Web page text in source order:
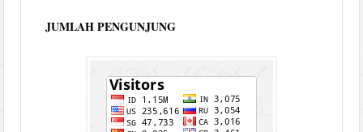
JUMLAH PENGUNJUNG